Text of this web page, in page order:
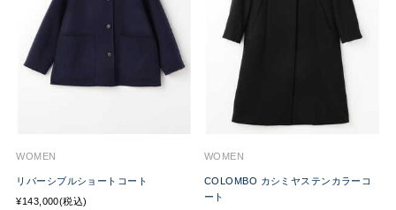
WOMEN
リバーシブルショートコート
¥143,000(税込)
WOMEN
COLOMBO カシミヤステンカラーコ
ート